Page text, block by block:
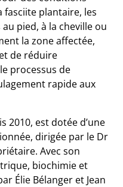
fasciite plantaire, les
pied, à la cheville ou
la zone affectée,
de réduire
processus de
rapide aux
2010, est dotée d’une
dirigée par le Dr
Avec son
biochimie et
Élie Bélanger et Jean